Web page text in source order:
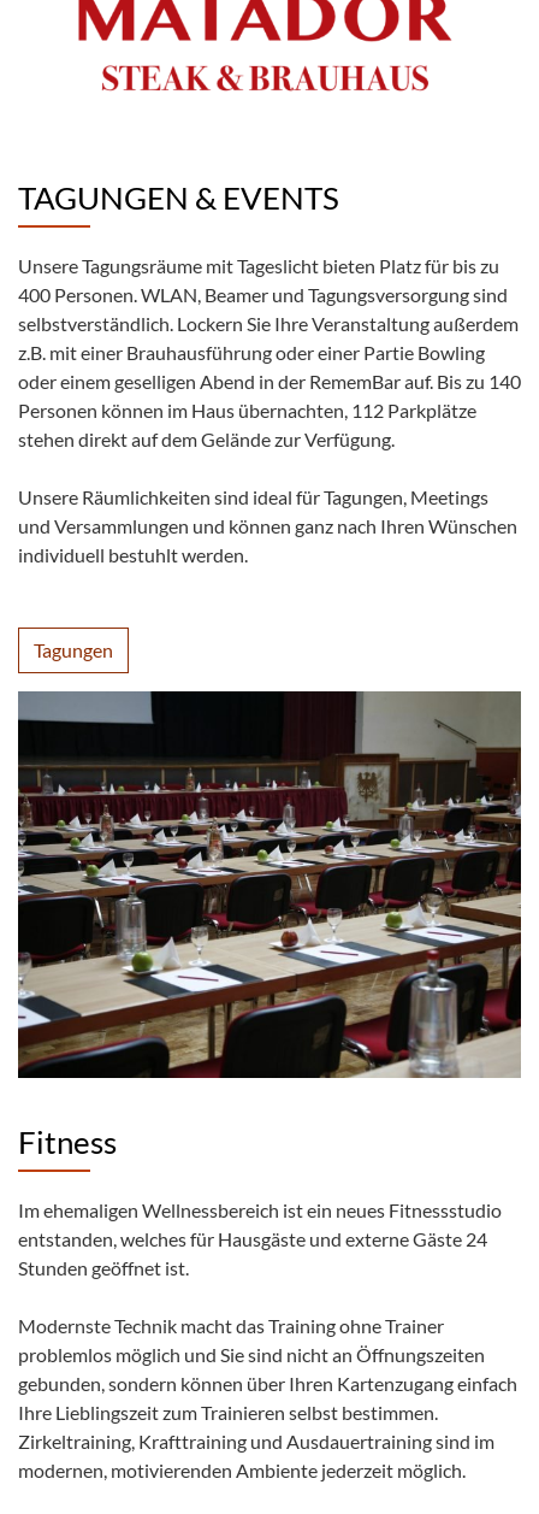
TAGUNGEN & EVENTS
Unsere Tagungsräume mit Tageslicht bieten Platz für bis zu
400 Personen. WLAN, Beamer und Tagungsversorgung sind
selbstverständlich. Lockern Sie Ihre Veranstaltung außerdem
z.B. mit einer Brauhausführung oder einer Partie Bowling
oder einem geselligen Abend in der RememBar auf. Bis zu 140
Personen können im Haus übernachten, 112 Parkplätze
stehen direkt auf dem Gelände zur Verfügung.
Unsere Räumlichkeiten sind ideal für Tagungen, Meetings
und Versammlungen und können ganz nach Ihren Wünschen
individuell bestuhlt werden.
Tagungen
Fitness
Im ehemaligen Wellnessbereich ist ein neues Fitnessstudio
entstanden, welches für Hausgäste und externe Gäste 24
Stunden geöffnet ist.
Modernste Technik macht das Training ohne Trainer
problemlos möglich und Sie sind nicht an Öffnungszeiten
gebunden, sondern können über Ihren Kartenzugang einfach
Ihre Lieblingszeit zum Trainieren selbst bestimmen.
Zirkeltraining, Krafttraining und Ausdauertraining sind im
modernen, motivierenden Ambiente jederzeit möglich.